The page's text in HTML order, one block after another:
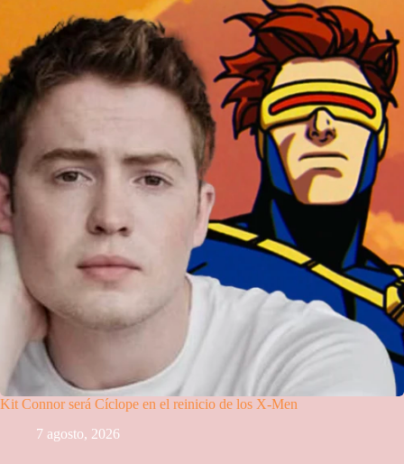
Kit Connor será Cíclope en el reinicio de los X-Men
7 agosto, 2026